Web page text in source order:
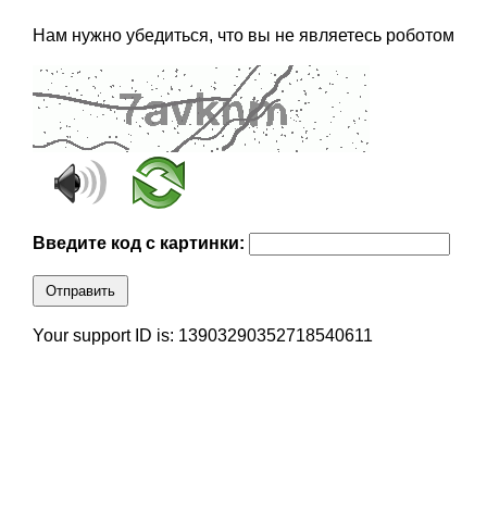
Нам нужно убедиться, что вы не являетесь роботом
Введите код с картинки:
Отправить
Your support ID is: 13903290352718540611